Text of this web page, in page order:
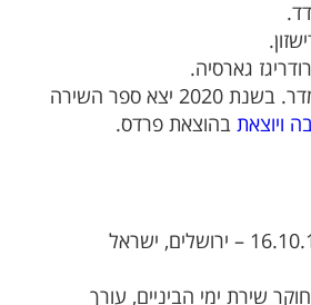
שנת 2016 – רחלי מדר. בשנת 2020 יצא ספר השירה
ויוצאת בהוצאת פרדס.
(רדאוץ, רומניה 16.10.1929 – ירושלים, ישראל
שירת ימי הביניים, עורך